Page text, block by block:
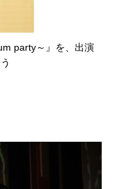
party～』を、出演